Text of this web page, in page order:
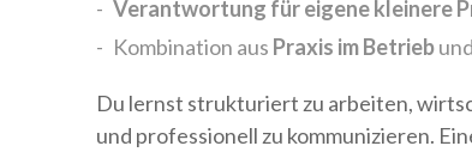
Verantwortung für eigene kleinere
Kombination aus Praxis im Betriebund
Du lernst strukturiert zu arbeiten,
und professionell zu kommunizieren.